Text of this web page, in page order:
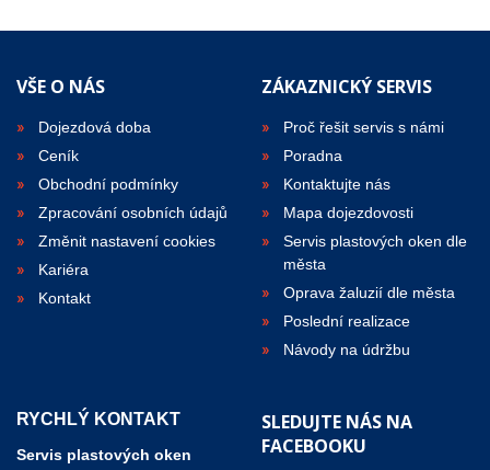
VŠE O NÁS
Dojezdová doba
Ceník
Obchodní podmínky
Zpracování osobních údajů
Změnit nastavení cookies
Kariéra
Kontakt
ZÁKAZNICKÝ SERVIS
Proč řešit servis s námi
Poradna
Kontaktujte nás
Mapa dojezdovosti
Servis plastových oken dle
města
Oprava žaluzií dle města
Poslední realizace
Návody na údržbu
RYCHLÝ KONTAKT
Servis plastových oken
SLEDUJTE NÁS NA
FACEBOOKU
Okamžitá cenová kalkulace